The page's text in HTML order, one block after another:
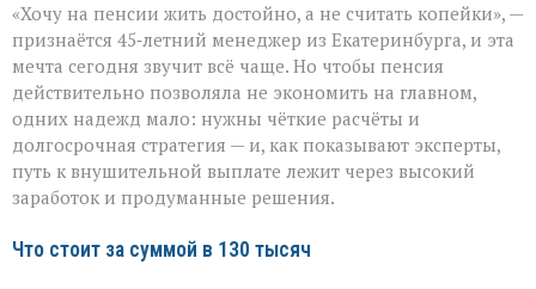
мечты:
что
нужно,
чтобы
получать
130
тысяч
рублей
«Хочу на пенсии жить достойно, а не считать копейки», —
признаётся 45‑летний менеджер из Екатеринбурга, и эта
мечта сегодня звучит всё чаще. Но чтобы пенсия
действительно позволяла не экономить на главном,
одних надежд мало: нужны чёткие расчёты и
долгосрочная стратегия — и, как показывают эксперты,
путь к внушительной выплате лежит через высокий
заработок и продуманные решения.
Что стоит за суммой в 130 тысяч